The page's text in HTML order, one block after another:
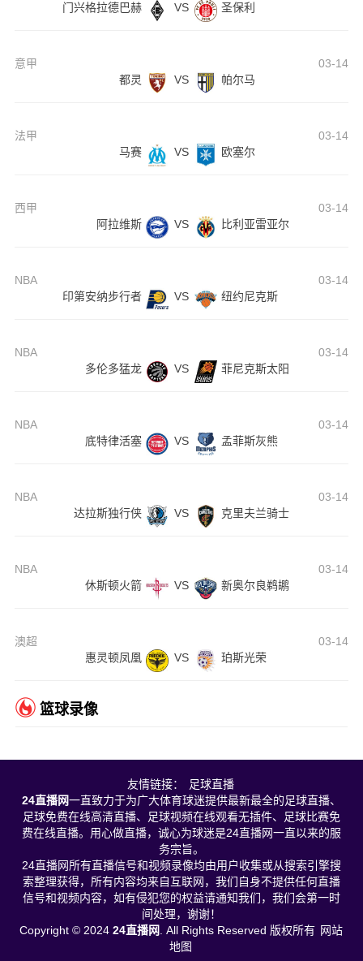
门兴格拉德巴赫
VS 圣保利
意甲
03-14
都灵
VS 帕尔马
法甲
03-14
马赛
VS 欧塞尔
西甲
03-14
阿拉维斯
VS 比利亚雷亚尔
NBA
03-14
印第安纳步行者
VS 纽约尼克斯
NBA
03-14
多伦多猛龙
VS 菲尼克斯太阳
NBA
03-14
底特律活塞
VS 孟菲斯灰熊
NBA
03-14
达拉斯独行侠
VS 克里夫兰骑士
NBA
03-14
休斯顿火箭
VS 新奥尔良鹈鹕
澳超
03-14
惠灵顿凤凰
VS 珀斯光荣
篮球录像
友情链接：
足球直播
24直播网一直致力于为广大体育球迷提供最新最全的足球直播、
足球免费在线高清直播、足球视频在线观看无插件、足球比赛免
费在线直播。用心做直播，诚心为球迷是24直播网一直以来的服
务宗旨。
24直播网所有直播信号和视频录像均由用户收集或从搜索引擎搜
索整理获得，所有内容均来自互联网，我们自身不提供任何直播
信号和视频内容，如有侵犯您的权益请通知我们，我们会第一时
间处理，谢谢！
Copyright © 202424直播网 . All Rights Reserved 版权所有 网站
地图